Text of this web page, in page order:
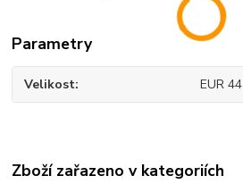
Parametry
Velikost EUR 44
Zboží zařazeno v kategoriích